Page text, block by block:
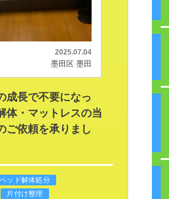
2025.07.04
墨田区 墨田
成長で不要になっ
体・マットレスの当
ご依頼を承りまし
ベッド解体処分
片付け整理